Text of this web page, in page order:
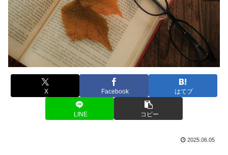
X Facebook はてブ
LINE コピー
2025.06.05